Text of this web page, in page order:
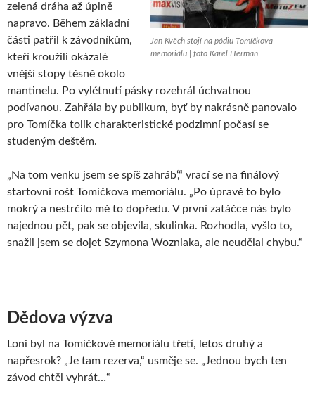
Jan Kvěch stojí na pódiu Tomíčkova
memoriálu | foto Karel Herman
zelená dráha až úplně
napravo. Během základní
části patřil k závodníkům,
kteří kroužili okázalé
vnější stopy těsně okolo
mantinelu. Po vylétnutí pásky rozehrál úchvatnou
podívanou. Zahřála by publikum, byť by nakrásně panovalo
pro Tomíčka tolik charakteristické podzimní počasí se
studeným deštěm.
„Na tom venku jsem se spíš zahráb‘,“ vrací se na finálový
startovní rošt Tomíčkova memoriálu. „Po úpravě to bylo
mokrý a nestrčilo mě to dopředu. V první zatáčce nás bylo
najednou pět, pak se objevila, skulinka. Rozhodla, vyšlo to,
snažil jsem se dojet Szymona Wozniaka, ale neudělal chybu.“
Dědova výzva
Loni byl na Tomíčkově memoriálu třetí, letos druhý a
napřesrok? „Je tam rezerva,“ usměje se. „Jednou bych ten
závod chtěl vyhrát…“